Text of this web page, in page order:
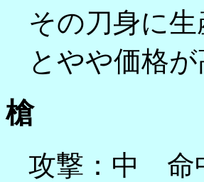
その刀身に
とやや価格
槍
攻撃：中